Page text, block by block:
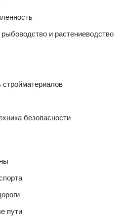
и растениеводство
безопасности
пути